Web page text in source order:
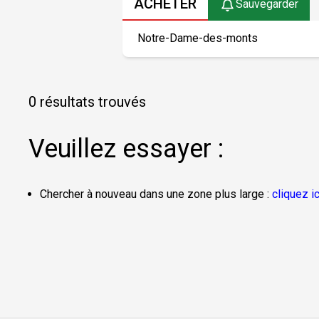
ACHETER Sauvegarder
0 résultats trouvés
Veuillez essayer :
Chercher à nouveau dans une zone plus large : cliquez